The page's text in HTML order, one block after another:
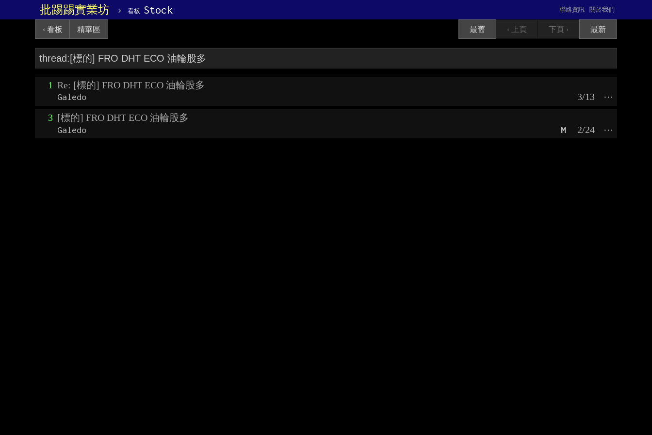
批踢踢實業坊 › 看板 Stock 關於我們
聯絡資訊
‹ 看板 精華區 最舊 ‹ 上頁 下頁 › 最新
1 Re: [標的] FRO DHT ECO 油輪股多
Galedo ⋯
3/13
3 [標的] FRO DHT ECO 油輪股多
Galedo ⋯
2/24
M